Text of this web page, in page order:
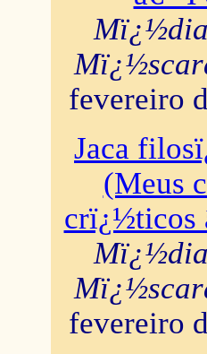
Mï¿½dia
fevereiro
Jaca
(Meus
crï¿½ticos
Mï¿½dia
fevereiro